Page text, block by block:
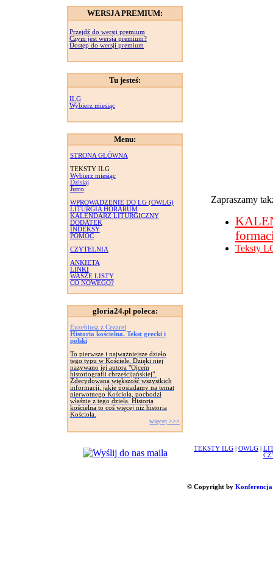
WERSJA PREMIUM:
Przejdź do wersji premium
Czym jest wersja premium?
Dostęp do wersji premium
Tu jesteś:
ILG
Wybierz miesiąc
Menu:
STRONA GŁÓWNA
TEKSTY ILG
Wybierz miesiąc
Dzisiaj
Jutro
WPROWADZENIE DO LG (OWLG)
LITURGIA HORARUM
KALENDARZ LITURGICZNY
DODATEK
INDEKSY
POMOC
CZYTELNIA
ANKIETA
LINKI
WASZE LISTY
CO NOWEGO?
gloria24.pl poleca:
Euzebiusz z Cezarei
Historia kościelna. Tekst grecki i
polski
To pierwsze i najważniejsze dzieło
tego typu w Kościele. Dzięki niej
nazywano jej autora "Ojcem
historiografii chrześcijańskiej".
Zdecydowana większość wszystkich
informacji, jakie posiadamy na temat
pierwotnego Kościoła, pochodzi
właśnie z tego dzieła. Historia
kościelna to coś więcej niż historia
Kościoła.
więcej >>>
Zapraszamy
Teksty
TEKSTY ILG OWLG
© Copyright by Konferencja